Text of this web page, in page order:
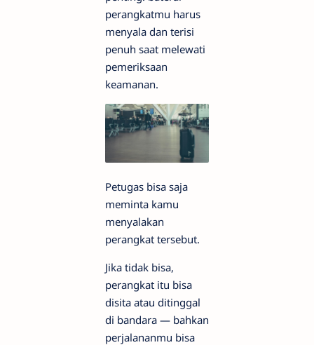
perangkatmu harus
menyala dan terisi
penuh saat melewati
pemeriksaan
keamanan.
Petugas bisa saja
meminta kamu
menyalakan
perangkat tersebut.
Jika tidak bisa,
perangkat itu bisa
disita atau ditinggal
di bandara — bahkan
perjalananmu bisa